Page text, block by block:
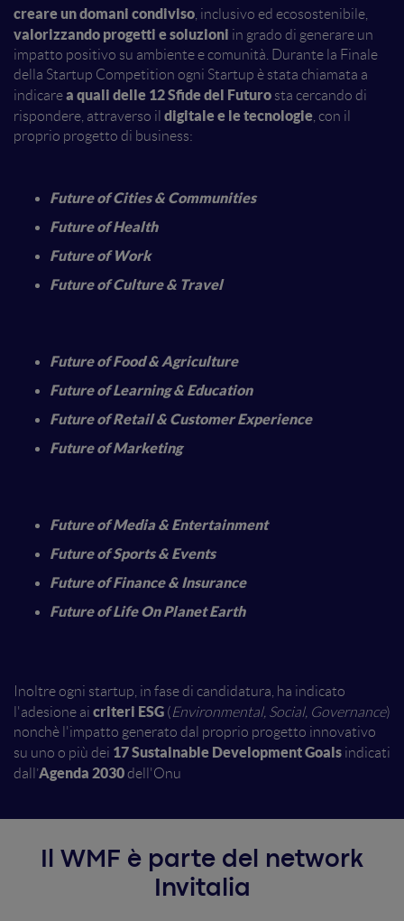
creare un domani condiviso , inclusivo ed ecosostenibile,
valorizzando progetti e soluzioni in grado di generare un
impatto positivo su ambiente e comunità. Durante la Finale
della Startup Competition ogni Startup è stata chiamata a
indicarea quali delle 12 Sfide del Futuro sta cercando di
rispondere, attraverso il digitale e le tecnologie , con il
proprio progetto di business:
Future of Cities & Communities
Future of Health
Future of Work
Future of Culture & Travel
Future of Food & Agriculture
Future of Learning & Education
Future of Retail & Customer Experience
Future of Marketing
Future of Media & Entertainment
Future of Sports & Events
Future of Finance & Insurance
Future of Life On Planet Earth
Inoltre ogni startup, in fase di candidatura, ha indicato
l'adesione ai criteri ESG (Environmental, Social, Governance)
nonchè l'impatto generato dal proprio progetto innovativo
su uno o più dei 17Sustainable Development Goals indicati
dall’Agenda 2030dell'Onu
Il WMF è parte del network
Invitalia